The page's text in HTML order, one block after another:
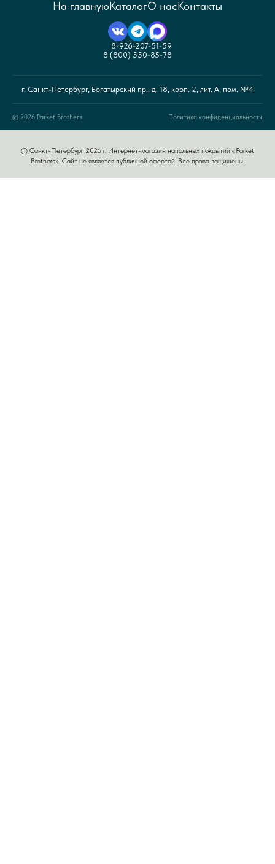
На главнуюКаталогО насКонтакты
8-926-207-51-59
8 (800) 550-85-78
г. Санкт-Петербург, Богатырский пр., д. 18, корп. 2, лит. А, пом. №4
© 2026 Parket Brothers. Политика конфиденциальности
© Санкт-Петербург 2026 г. Интернет-магазин напольных покрытий «Parket
Brothers». Сайт не является публичной офертой. Все права защищены.